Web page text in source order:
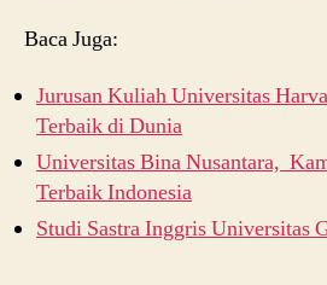
Baca Juga:
Jurusan Kuliah Universitas
Terbaik di Dunia
Universitas Bina Nusantara,
Terbaik Indonesia
Studi Sastra Inggris Universitas